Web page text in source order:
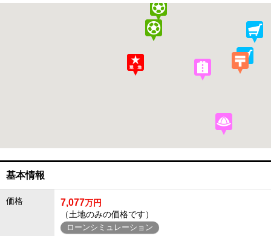
基本情報
価格 7,077万円
（土地のみの価格です）
ローンシミュレーション